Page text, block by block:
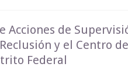
Acciones de
y el Centro
Federal